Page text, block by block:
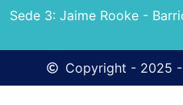
Sede 3: Jaime Rooke -
Copyright - 2025